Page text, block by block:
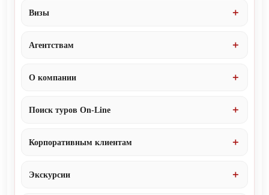
Визы
Агентствам
О компании
Поиск туров On-Line
Корпоративным клиентам
Экскурсии